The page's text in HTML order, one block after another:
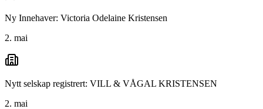
Ny Innehaver: Victoria Odelaine Kristensen
2. mai
Nytt selskap registrert: VILL & VÅGAL KRISTENSEN
2. mai